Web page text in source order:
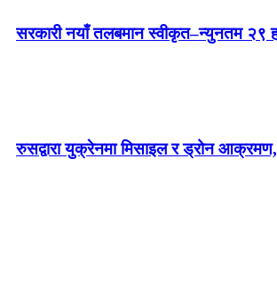
सरकारी नयाँ तलबमान स्वीकृत–न्युनतम
रुसद्वारा युक्रेनमा मिसाइल र ड्रोन